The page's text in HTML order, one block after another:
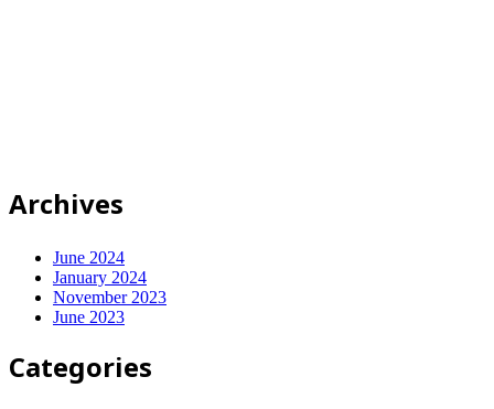
Archives
June 2024
January 2024
November 2023
June 2023
Categories